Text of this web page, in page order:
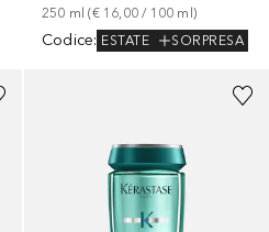
250 ml (€ 16,00 / 100 ml )
Codice: ESTATE SORPRESA